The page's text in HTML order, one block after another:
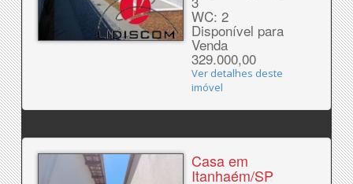
WC: 2
Disponível para
Venda
329.000,00
Ver detalhes deste
imóvel
Casa em
Itanhaém/SP